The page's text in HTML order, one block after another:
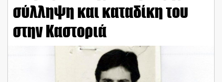
σύλληψη και καταδίκη του
στην Καστοριά